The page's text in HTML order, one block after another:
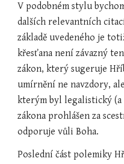
V podobném stylu
dalších relevantních
základě uvedeného je
křesťana není závazný
zákon, který sugeruje
umírnění ne navzdory,
kterým byl legalistický
zákona prohlášen za
odporuje vůli Boha.
Poslední část polemiky